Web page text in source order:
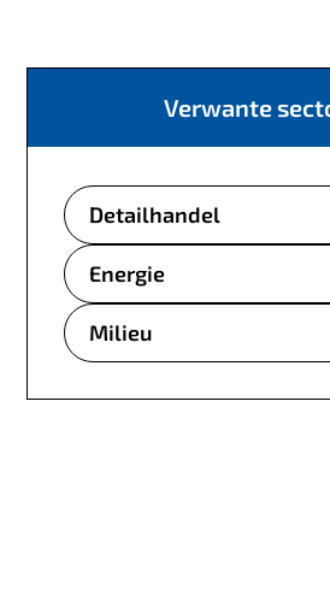
Verwante
Detailhandel
Energie
Milieu